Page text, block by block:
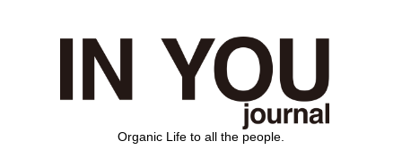
Organic Life to all the people.